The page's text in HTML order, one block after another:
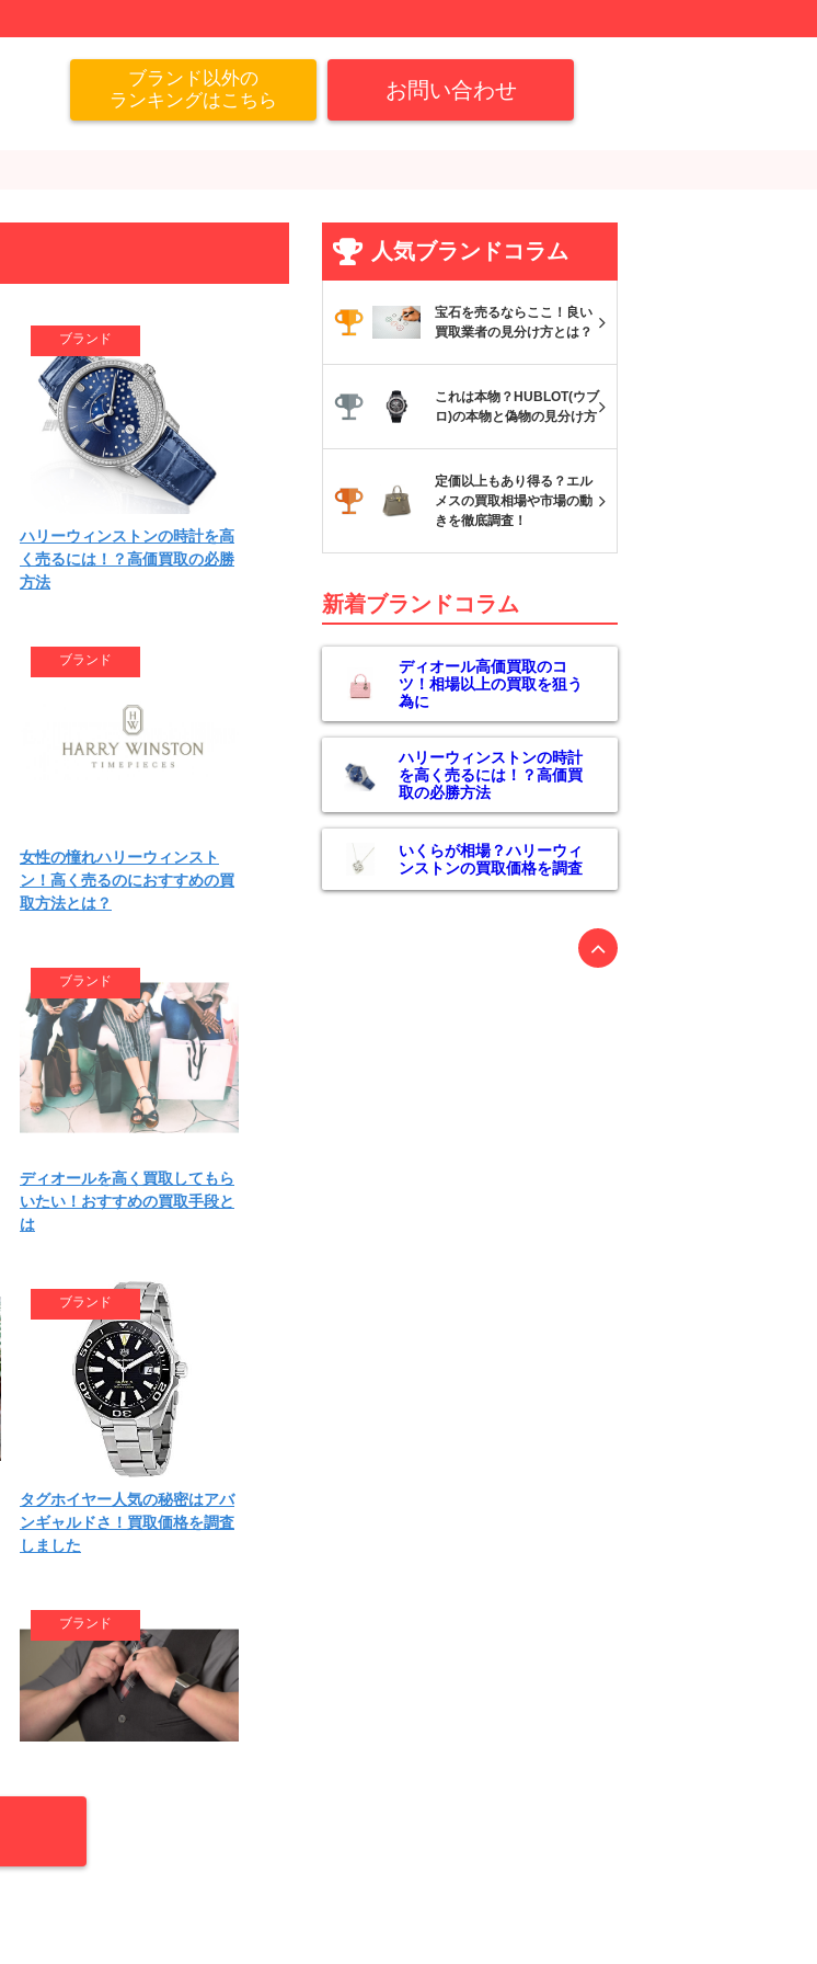
ブランド以外の
ランキングはこちら
お問い合わせ
ブランド
ハリーウィンストンの時計を高
く売るには！？高価買取の必勝
方法
ブランド
女性の憧れハリーウィンスト
ン！高く売るのにおすすめの買
取方法とは？
ブランド
ディオールを高く買取してもら
いたい！おすすめの買取手段と
は
ブランド
タグホイヤー人気の秘密はアバ
ンギャルドさ！買取価格を調査
しました
ブランド
ある！
人気ブランドコラム
宝石を売るならここ！良い
買取業者の見分け方とは？
これは本物？HUBLOT(ウブ
ロ)の本物と偽物の見分け方
定価以上もあり得る？エル
メスの買取相場や市場の動
きを徹底調査！
新着ブランドコラム
ディオール高価買取のコ
ツ！相場以上の買取を狙う
為に
ハリーウィンストンの時計
を高く売るには！？高価買
取の必勝方法
いくらが相場？ハリーウィ
ンストンの買取価格を調査